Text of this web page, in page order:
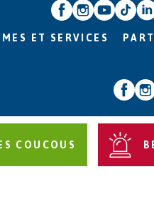
ET SERVICES
COUCOUS